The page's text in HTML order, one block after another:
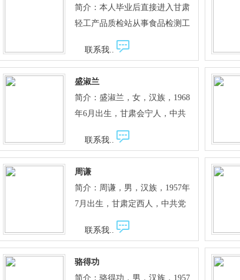
简介：本人毕业后直接进入甘肃
轻工产品质检站从事食品检测工
作，从事检测工作30多年。.
联系我..
盛淑兰
简介：盛淑兰，女，汉族，1968
年6月出生，甘肃会宁人，中共
党员，研究生学历，中学高级教
师。定西市第一届、第二届政协
现任定西市第一中学校长。 长期
从事教育教学和管理工作，无论
在哪个岗位，她都以扎实的工作
作风和出色的工作成绩赢得了教
职工、学生和社会的好评。在工
作中，她以身作则、率先垂范，
以实际行动感召着师生。在学校
联系我..
周谦
简介：周谦，男，汉族，1957年
7月出生，甘肃定西人，中共党
员，中专学历，研究员。现任定
西市农业科学研究院粮食作物研
直从事小麦新品种选育及推广工
联系我..
骆得功
简介：骆得功，男，汉族，1957